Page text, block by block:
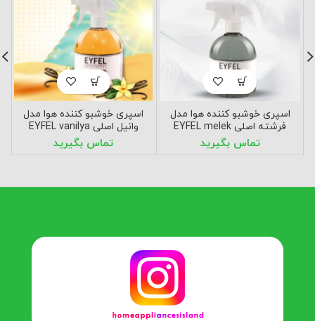
اسپری خوشبو کننده هوا مدل
فرشته اصلی EYFEL melek
اسپری خوشبو کننده هوا مدل
وانیل اصلی EYFEL vanilya